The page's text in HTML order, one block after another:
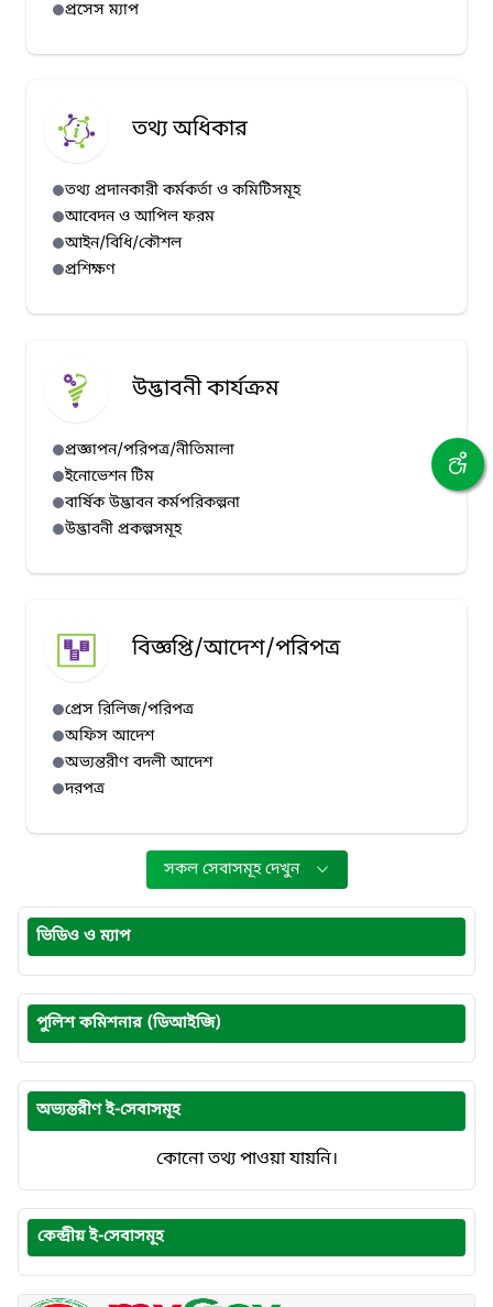
প্রসেস ম্যাপ
তথ্য অধিকার
তথ্য প্রদানকারী কর্মকর্তা ও কমিটিসমূহ
আবেদন ও আপিল ফরম
আইন/বিধি/কৌশল
প্রশিক্ষণ
উদ্ভাবনী কার্যক্রম
প্রজ্ঞাপন/পরিপত্র/নীতিমালা
ইনোভেশন টিম
বার্ষিক উদ্ভাবন কর্মপরিকল্পনা
উদ্ভাবনী প্রকল্পসমূহ
বিজ্ঞপ্তি/আদেশ/পরিপত্র
প্রেস রিলিজ/পরিপত্র
অফিস আদেশ
অভ্যন্তরীণ বদলী আদেশ
দরপত্র
সকল সেবাসমূহ দেখুন
ভিডিও ও ম্যাপ
পুলিশ কমিশনার (ডিআইজি)
অভ্যন্তরীণ ই-সেবাসমূহ
কোনো তথ্য পাওয়া যায়নি।
কেন্দ্রীয় ই-সেবাসমূহ